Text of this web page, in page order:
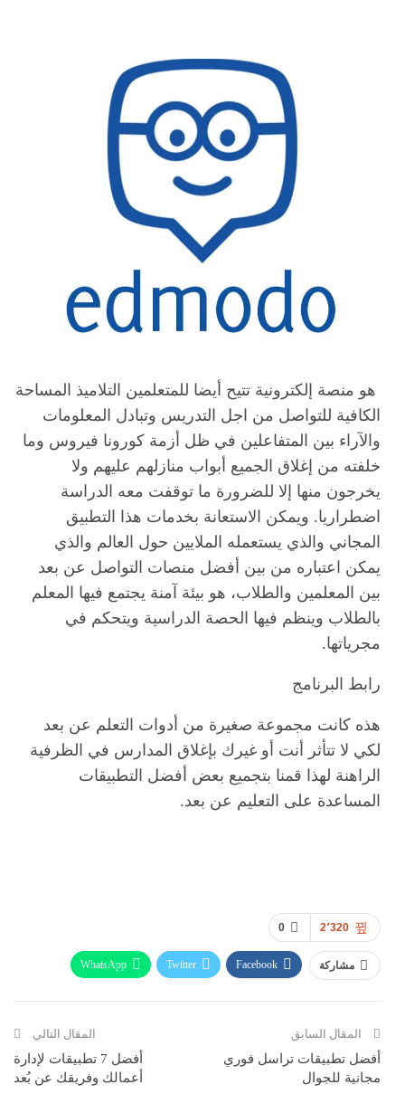
هو منصة إلكترونية تتيح أيضا للمتعلمين التلاميذ المساحة
الكافية للتواصل من اجل التدريس وتبادل المعلومات
والآراء بين المتفاعلين في ظل أزمة كورونا فيروس وما
خلفته من إغلاق الجميع أبواب منازلهم عليهم ولا
يخرجون منها إلا للضرورة ما توقفت معه الدراسة
اضطراريا. ويمكن الاستعانة بخدمات هذا التطبيق
المجاني والذي يستعمله الملايين حول العالم والذي
يمكن اعتباره من بين أفضل منصات التواصل عن بعد
بين المعلمين والطلاب، هو بيئة آمنة يجتمع فيها المعلم
بالطلاب وينظم فيها الحصة الدراسية ويتحكم في
مجرياتها.
رابط البرنامج
هذه كانت مجموعة صغيرة من أدوات التعلم عن بعد
لكي لا تتأثر أنت أو غيرك بإغلاق المدارس في الظرفية
الراهنة لهذا قمنا بتجميع بعض أفضل التطبيقات
المساعدة على التعليم عن بعد.
0 2٬320
مشاركة Facebook
Twitter
WhatsApp
االبريد الالكتروني
المقال السابق
أفضل تطبيقات تراسل فوري
مجانية للجوال
المقال التالي
أفضل 7 تطبيقات لإدارة
أعمالك وفريقك عن بُعد